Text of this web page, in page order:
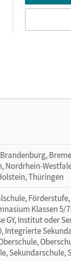
Nordrhein-
Thüringen
Klassen 5/
GY, Institut oder
Integrierte
Sekundarschule,